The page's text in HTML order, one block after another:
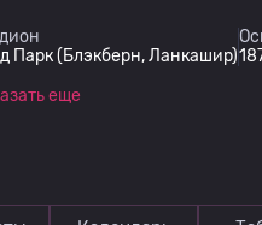
Парк (Блэкберн, Ланкашир)
еще